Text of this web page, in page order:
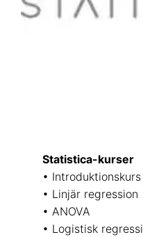
Statistica-kurser
• Introduktionskurs
• Linjär regression
• ANOVA
• Logistisk